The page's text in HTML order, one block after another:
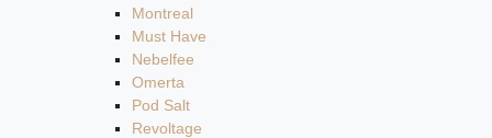
Montreal
Must Have
Nebelfee
Omerta
Pod Salt
Revoltage